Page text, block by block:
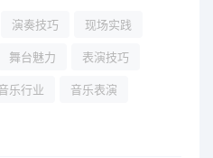
演奏技巧 现场实践
舞台魅力 表演技巧
乐行业 音乐表演